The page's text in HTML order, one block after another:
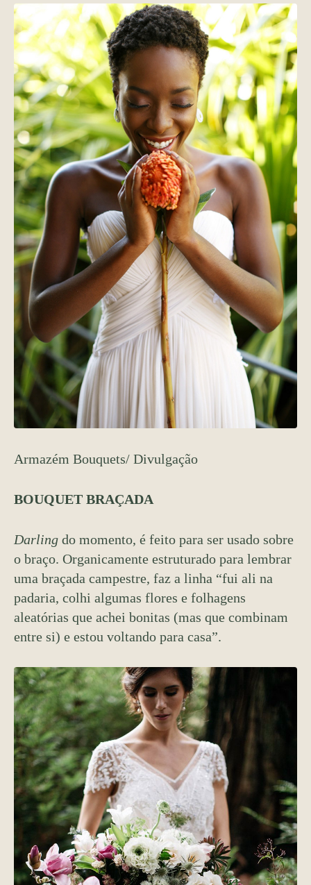
Armazém Bouquets/ Divulgação
BOUQUET BRAÇADA
Darling do momento, é feito para ser usado sobre
o braço. Organicamente estruturado para lembrar
uma braçada campestre, faz a linha “fui ali na
padaria, colhi algumas flores e folhagens
aleatórias que achei bonitas (mas que combinam
entre si) e estou voltando para casa”.